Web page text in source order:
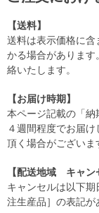
【送料】
送料は表示価格に
かる場合がありま
絡いたします。
【お届け時期】
本ページ記載の「納
４週間程度でお届
頂く場合がございま
【配送地域 キャン
キャンセルは以下
注生産品］の表記が